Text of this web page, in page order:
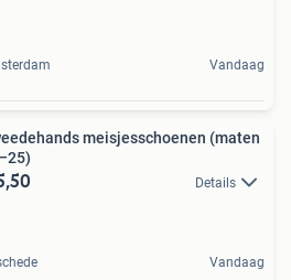
Vandaag
meisjesschoenen (maten
Details
Vandaag